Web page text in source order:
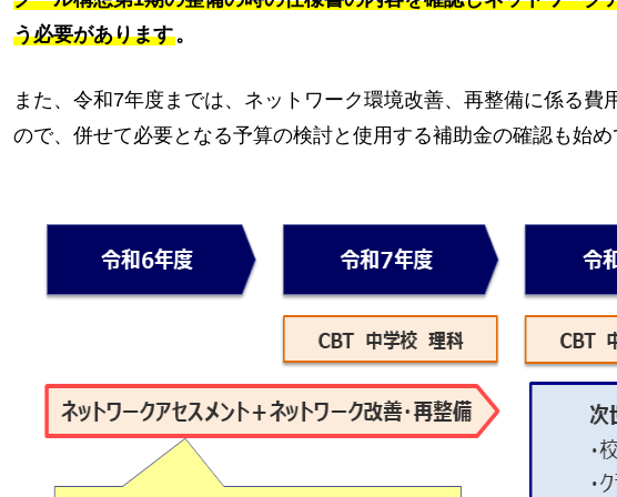
う必要があります。
また、令和7年度までは、ネットワーク環境改善、再整備に係る
ので、併せて必要となる予算の検討と使用する補助金の確認も始め